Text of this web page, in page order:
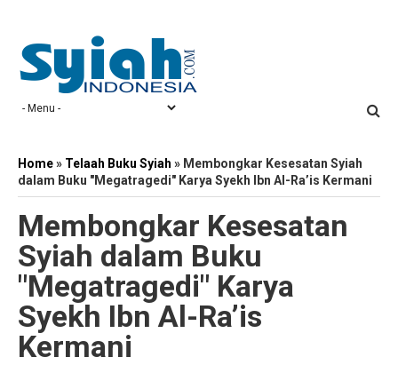
Home» Telaah Buku Syiah » Membongkar Kesesatan Syiah
dalam Buku "Megatragedi" Karya Syekh Ibn Al-Ra’is Kermani
Membongkar Kesesatan
Syiah dalam Buku
"Megatragedi" Karya
Syekh Ibn Al-Ra’is
Kermani